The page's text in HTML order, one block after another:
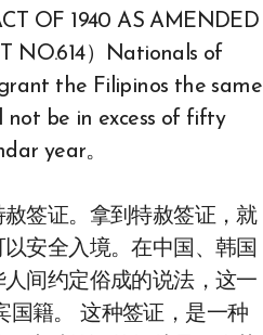
OF 1940 AS AMENDED
NO.614）Nationals of
the Filipinos the same
be in excess of fifty
year。
签证。拿到特赦签证，就
安全入境。在中国、韩国
间约定俗成的说法，这一
国籍。 这种签证，是一种